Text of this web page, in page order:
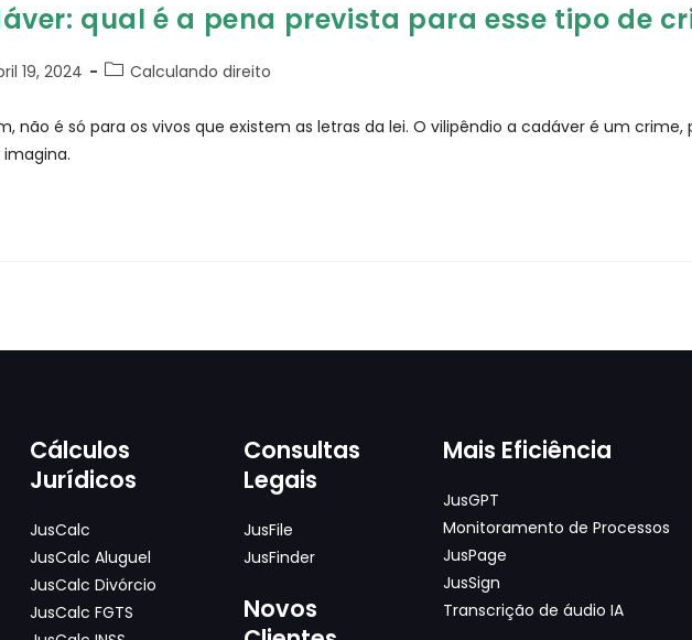
qual é a pena prevista para esse tipo de
19, 2024 Calculando direito
não é só para os vivos que existem as letras da lei. O vilipêndio a cadáver é um
Cálculos
Jurídicos
JusCalc
JusCalc Aluguel
JusCalc Divórcio
JusCalc FGTS
Consultas
Legais
JusFile
JusFinder
Novos
Mais Eficiência
JusGPT
Monitoramento de Processos
JusPage
JusSign
Transcrição de áudio IA